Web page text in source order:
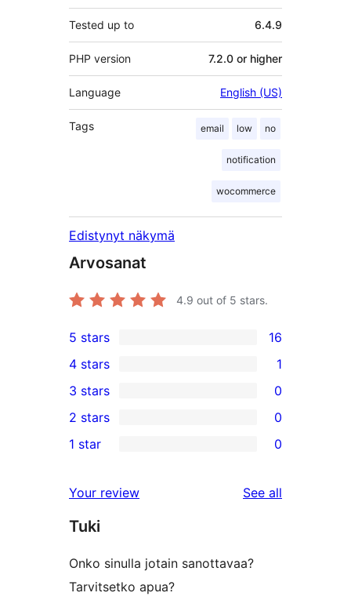
Tested up to 6.4.9
PHP version 7.2.0 or higher
Language English (US)
Tags email low no
notification
wocommerce
Edistynyt näkymä
Arvosanat
4.9 out of 5 stars.
16
5-
star
reviews
5 stars 16
4-
star
review
4 stars 1
0
3-
star
3 stars 0
2-
reviews
2 stars 0
star
reviews
1 star 0
Your review See all
Tuki
Onko sinulla jotain sanottavaa?
Tarvitsetko apua?